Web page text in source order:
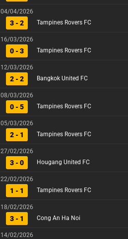
04/04/2026
3 - 2 Tampines Rovers FC
16/03/2026
0 - 3 Tampines Rovers FC
12/03/2026
2 - 2 Bangkok United FC
08/03/2026
0 - 5 Tampines Rovers FC
05/03/2026
2 - 1 Tampines Rovers FC
27/02/2026
3 - 0 Hougang United FC
22/02/2026
1 - 1 Tampines Rovers FC
18/02/2026
3 - 1 Cong An Ha Noi
14/02/2026